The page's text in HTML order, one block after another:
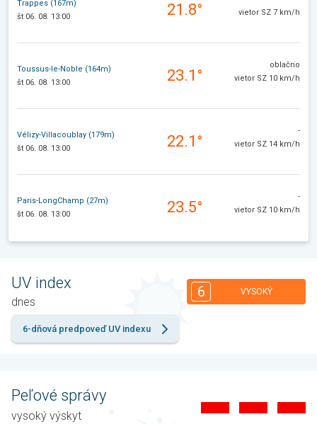
Trappes (167m)
št 06. 08. 13:00
21.8°
vietor SZ 7 km/h
Toussus-le-Noble (164m)
št 06. 08. 13:00
23.1°
oblačno
vietor SZ 10 km/h
Vélizy-Villacoublay (179m)
št 06. 08. 13:00
22.1°
-
vietor SZ 14 km/h
Paris-LongChamp (27m)
št 06. 08. 13:00
23.5°
-
vietor SZ 10 km/h
UV index
dnes
6 VYSOKÝ
6-dňová predpoveď UV indexu
Peľové správy
vysoký výskyt